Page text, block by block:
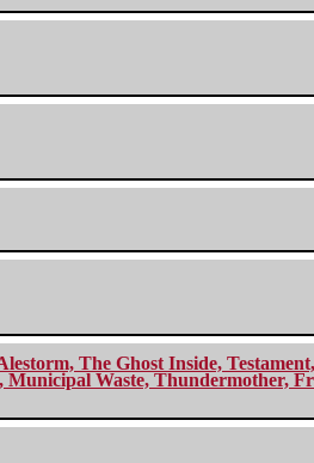
The Ghost Inside,
Waste, Thundermother,